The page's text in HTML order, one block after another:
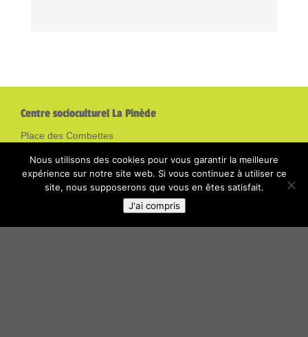
Centre socioculturel La Pinède
Place des Combettes
04.75.94.72.36
Nous utilisons des cookies pour vous garantir la meilleure
expérience sur notre site web. Si vous continuez à utiliser ce
site, nous supposerons que vous en êtes satisfait.
J'ai compris